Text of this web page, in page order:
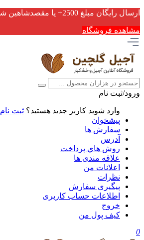
ارسال رایگان مبلغ 2500+ یا مقصدشاهین شهر
مشاهده فروشگاه
ورود/ثبت نام
وارد شوید کاربر جدید هستید؟ ثبت نام
پیشخوان
سفارش ها
آدرس
روش هاي پرداخت
علاقه مندی ها
اعلانات من
نظرات
پیگیری سفارش
اطلاعات حساب كاربری
خروج
کیف پول من
0